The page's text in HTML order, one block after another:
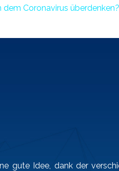
Coronavirus
gute Idee, dank der